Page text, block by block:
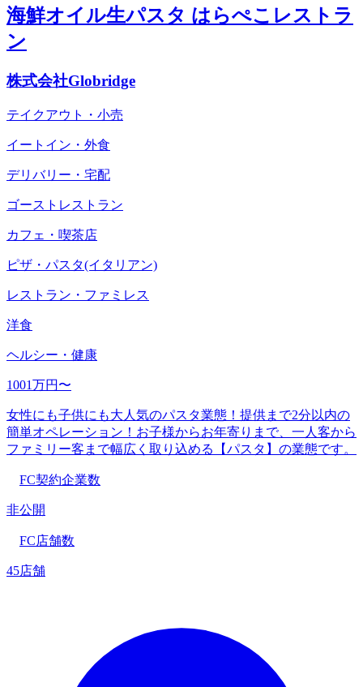
海鮮オイル生パスタ はらぺこレストラ
ン
株式会社Globridge
テイクアウト・小売
イートイン・外食
デリバリー・宅配
ゴーストレストラン
カフェ・喫茶店
ピザ・パスタ(イタリアン)
レストラン・ファミレス
洋食
ヘルシー・健康
1001万円〜
女性にも子供にも大人気のパスタ業態！提供まで2分以内の
簡単オペレーション！お子様からお年寄りまで、一人客から
ファミリー客まで幅広く取り込める【パスタ】の業態です。
FC契約企業数
非公開
FC店舗数
45店舗